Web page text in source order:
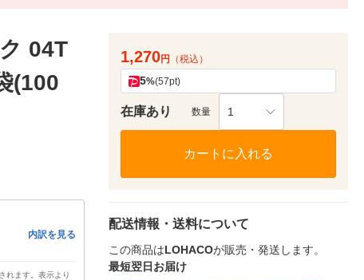
04T
(100
内訳を見る
れます。表示より
1,270円 （税込）
5%(57pt)
在庫あり 数量 1
カートに入れる
配送情報・送料について
この商品はLOHACOが販売・発送します。
最短翌日お届け